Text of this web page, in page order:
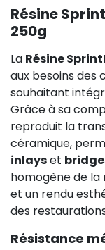
Résine
250g
La Résine
aux besoins
souhaitant
Grâce à sa
reproduit la
céramique,
inlayset
homogène de la
et un rendu
des
Résistance